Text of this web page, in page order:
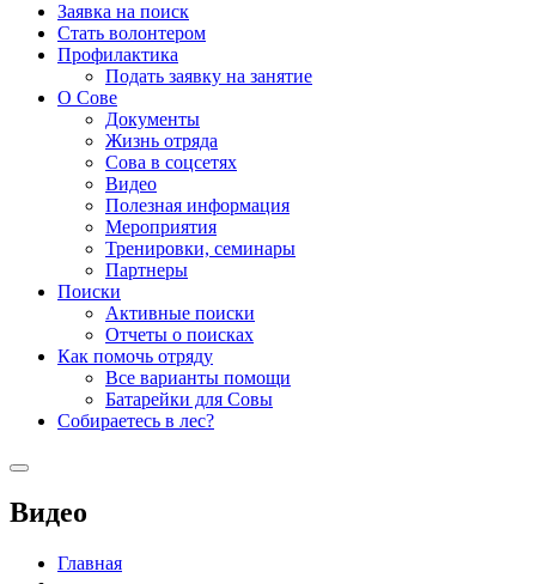
Заявка на поиск
Стать волонтером
Профилактика
Подать заявку на занятие
О Сове
Документы
Жизнь отряда
Сова в соцсетях
Видео
Полезная информация
Мероприятия
Тренировки, семинары
Партнеры
Поиски
Активные поиски
Отчеты о поисках
Как помочь отряду
Все варианты помощи
Батарейки для Совы
Собираетесь в лес?
Видео
Главная